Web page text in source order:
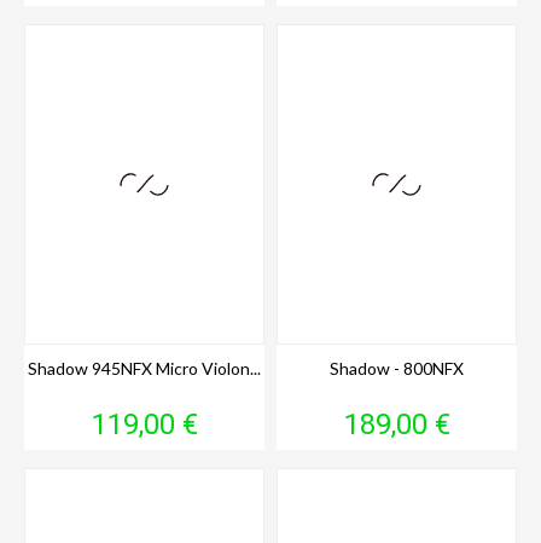
Shadow 945NFX Micro Violon...
Prix
119,00 €
Shadow - 800NFX
Prix
189,00 €